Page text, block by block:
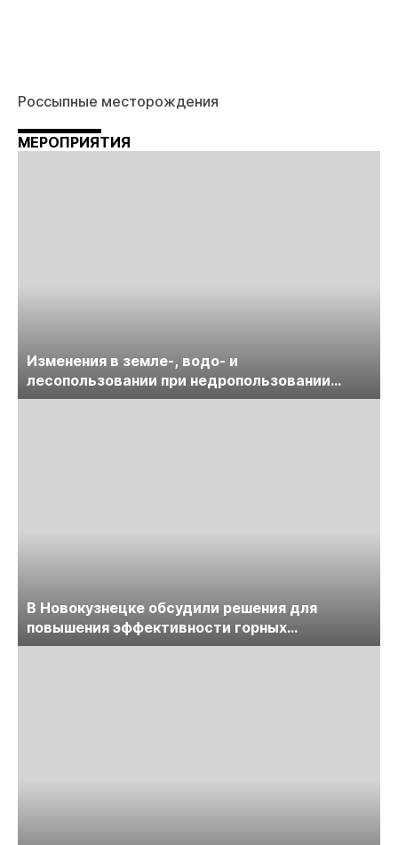
Россыпные месторождения
МЕРОПРИЯТИЯ
Изменения в земле-, водо- и
лесопользовании при недропользовании
обсудят на семинаре «ПравоТЭК»
В Новокузнецке обсудили решения для
повышения эффективности горных
предприятий